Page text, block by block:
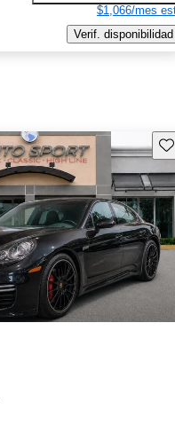
$1,066/mes
Verif. disponibilidad